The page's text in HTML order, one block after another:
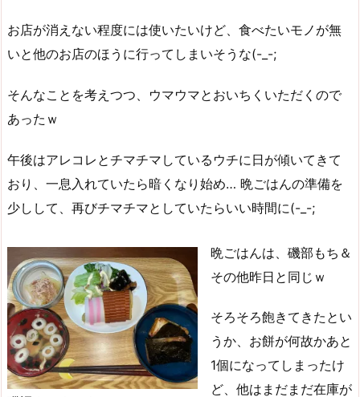
お店が消えない程度には使いたいけど、食べたいモノが無
いと他のお店のほうに行ってしまいそうな(-_-;
そんなことを考えつつ、ウマウマとおいちくいただくので
あったｗ
午後はアレコレとチマチマしているウチに日が傾いてきて
おり、一息入れていたら暗くなり始め… 晩ごはんの準備を
少しして、再びチマチマとしていたらいい時間に(-_-;
晩ごはんは、磯部もち＆
その他昨日と同じｗ
そろそろ飽きてきたとい
うか、お餅が何故かあと
1個になってしまったけ
ど、他はまだまだ在庫が